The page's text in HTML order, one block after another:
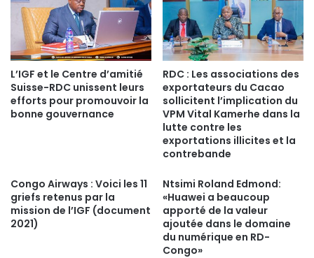
L’IGF et le Centre d’amitié
Suisse-RDC unissent leurs
efforts pour promouvoir la
bonne gouvernance
RDC : Les associations des
exportateurs du Cacao
sollicitent l’implication du
VPM Vital Kamerhe dans la
lutte contre les
exportations illicites et la
contrebande
Congo Airways : Voici les 11
griefs retenus par la
mission de l’IGF (document
2021)
Ntsimi Roland Edmond:
«Huawei a beaucoup
apporté de la valeur
ajoutée dans le domaine
du numérique en RD-
Congo»